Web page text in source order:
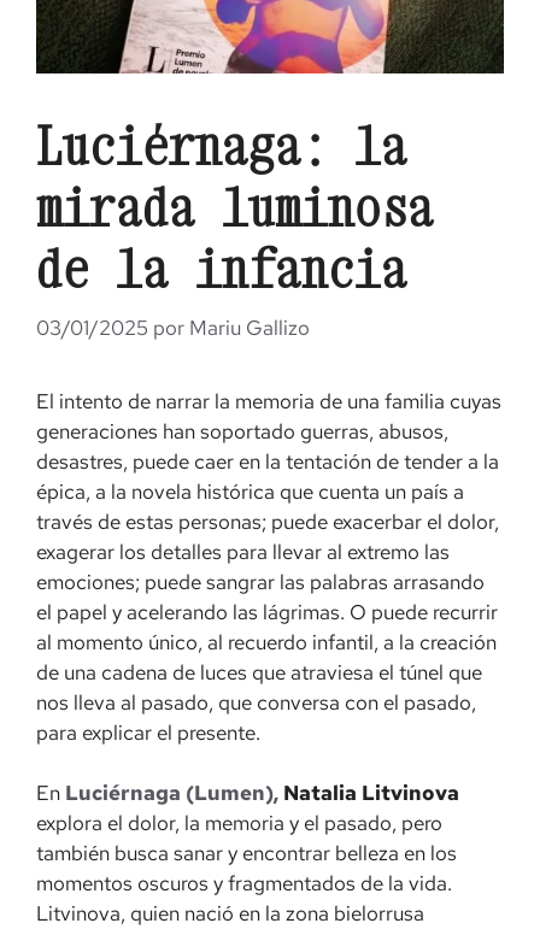
Luciérnaga: la
mirada luminosa
de la infancia
03/01/2025 por Mariu Gallizo
El intento de narrar la memoria de una familia cuyas
generaciones han soportado guerras, abusos,
desastres, puede caer en la tentación de tender a la
épica, a la novela histórica que cuenta un país a
través de estas personas; puede exacerbar el dolor,
exagerar los detalles para llevar al extremo las
emociones; puede sangrar las palabras arrasando
el papel y acelerando las lágrimas. O puede recurrir
al momento único, al recuerdo infantil, a la creación
de una cadena de luces que atraviesa el túnel que
nos lleva al pasado, que conversa con el pasado,
para explicar el presente.
En Luciérnaga (Lumen), Natalia Litvinova
explora el dolor, la memoria y el pasado, pero
también busca sanar y encontrar belleza en los
momentos oscuros y fragmentados de la vida.
Litvinova, quien nació en la zona bielorrusa